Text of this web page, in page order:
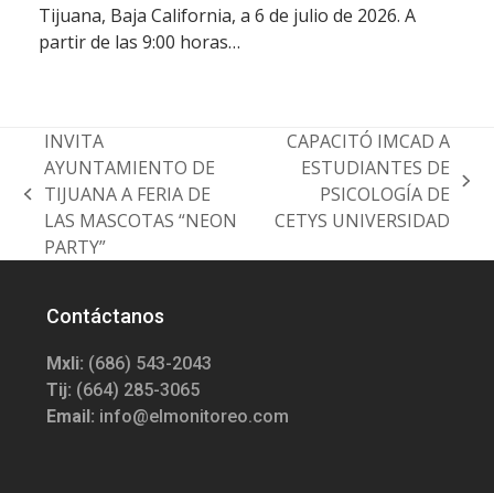
Tijuana, Baja California, a 6 de julio de 2026. A
partir de las 9:00 horas…
previous
post:
INVITA
AYUNTAMIENTO DE
TIJUANA A FERIA DE
LAS MASCOTAS “NEON
PARTY”
post:
CAPACITÓ IMCAD A
ESTUDIANTES DE
PSICOLOGÍA DE
CETYS UNIVERSIDAD
Contáctanos
Mxli: (686) 543-2043
Tij: (664) 285-3065
Email: info@elmonitoreo.com